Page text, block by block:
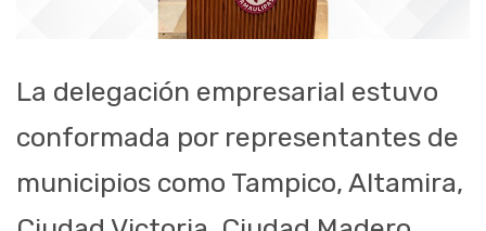
La delegación empresarial estuvo
conformada por representantes de
municipios como Tampico, Altamira,